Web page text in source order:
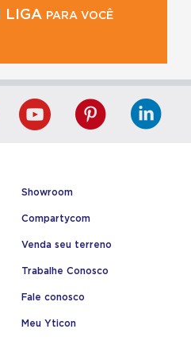
LIGA PARA VOCÊ
Showroom
Compartycom
Venda seu terreno
Trabalhe Conosco
Fale conosco
Meu Yticon